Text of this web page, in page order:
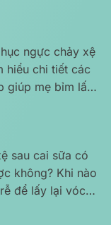
ngực chảy xệ
hiểu chi tiết các
giúp mẹ bỉm lấy
sau cai sữa có
không? Khi nào
để lấy lại vóc